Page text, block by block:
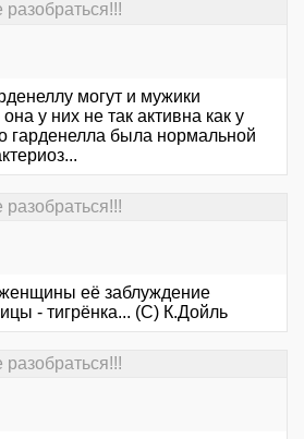
могут и мужики
у них не так активна как у
гарденелла была нормальной
её заблуждение
- тигрёнка... (С) К.Дойль